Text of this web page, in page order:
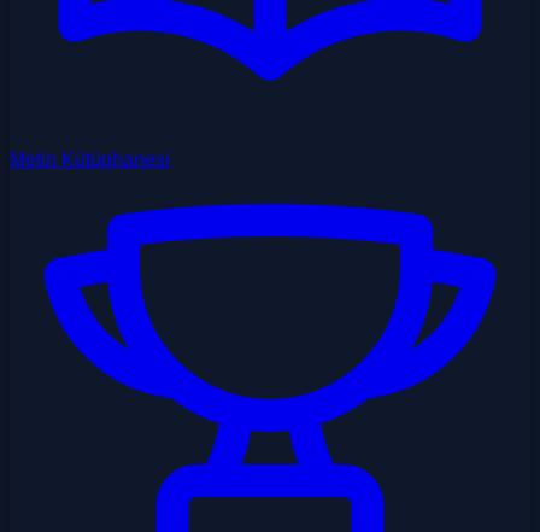
Metin Kütüphanesi